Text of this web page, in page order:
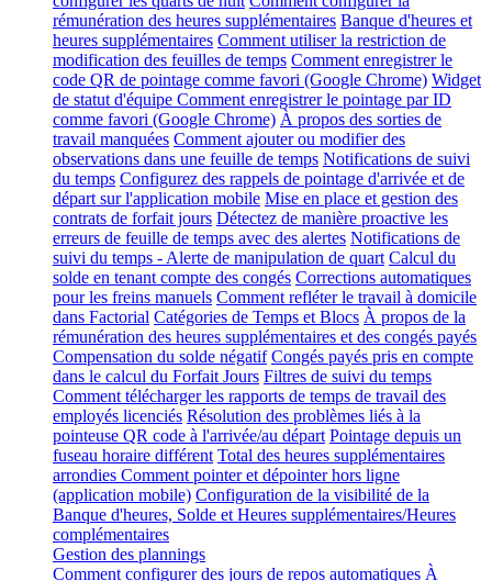
rémunération des heures supplémentaires Banque d'heures et
heures supplémentaires Comment utiliser la restriction de
modification des feuilles de temps Comment enregistrer le
code QR de pointage comme favori (Google Chrome) Widget
de statut d'équipe Comment enregistrer le pointage par ID
comme favori (Google Chrome) À propos des sorties de
travail manquées Comment ajouter ou modifier des
observations dans une feuille de temps Notifications de suivi
du temps Configurez des rappels de pointage d'arrivée et de
départ sur l'application mobile Mise en place et gestion des
contrats de forfait jours Détectez de manière proactive les
erreurs de feuille de temps avec des alertes Notifications de
suivi du temps - Alerte de manipulation de quart Calcul du
solde en tenant compte des congés Corrections automatiques
pour les freins manuels Comment refléter le travail à domicile
dans Factorial Catégories de Temps et Blocs À propos de la
rémunération des heures supplémentaires et des congés payés
Compensation du solde négatif Congés payés pris en compte
dans le calcul du Forfait Jours Filtres de suivi du temps
Comment télécharger les rapports de temps de travail des
employés licenciés Résolution des problèmes liés à la
pointeuse QR code à l'arrivée/au départ Pointage depuis un
fuseau horaire différent Total des heures supplémentaires
arrondies Comment pointer et dépointer hors ligne
(application mobile) Configuration de la visibilité de la
Banque d'heures, Solde et Heures supplémentaires/Heures
complémentaires
Gestion des plannings
Comment configurer des jours de repos automatiques À